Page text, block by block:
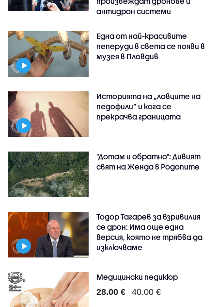
антидрон системи
Една от най-красивите
пеперуди в света се появи в
музея в Пловдив
Историята на „ловците на
педофили” и кога се
прекрачва границата
"Дотам и обратно": Дивият
свят на Женда в Родопите
Тодор Тагарев за взривилия
се дрон: Има още една
версия, която не трябва да
изключваме
Медицински педикюр
28.00 € 40.00 €